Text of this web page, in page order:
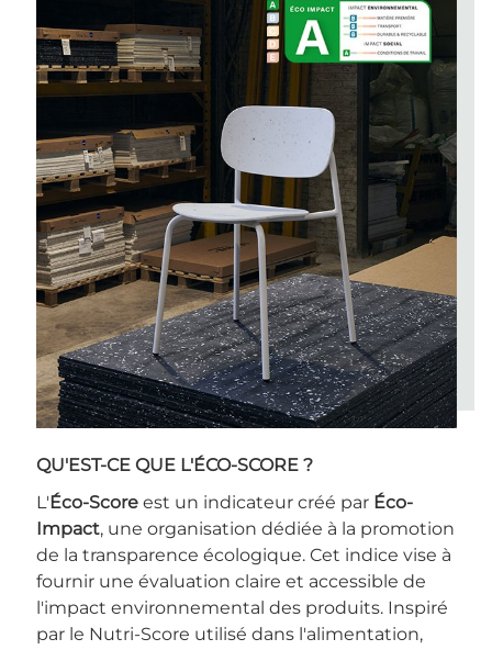
QU'EST-CE QUE L'ÉCO-SCORE ?
L'Éco-Scoreest un indicateur créé par Éco-
Impact, une organisation dédiée à la promotion
de la transparence écologique. Cet indice vise à
fournir une évaluation claire et accessible de
l'impact environnemental des produits. Inspiré
par le Nutri-Score utilisé dans l'alimentation,